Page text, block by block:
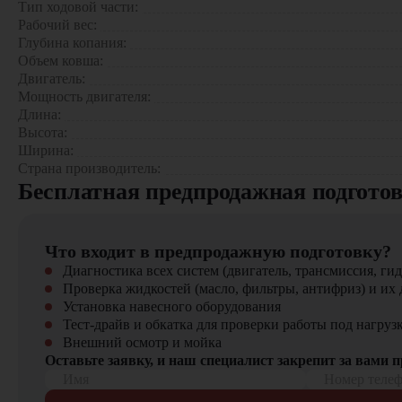
Дорожное строительство (планировка территорий)
Гидротехнические сооружения
Демонтаж промышленных объектов
5 причин выбрать EX-460C:
Лидер по мощности в своем классе
Экономия до 25% на эксплуатационных расходах
Удобство обслуживания благодаря продуманной
Повышенная безопасность оператора
Адаптивность к различным условиям работы
Прямые поставки с завода-изготовителя
Круглосуточная сервисная поддержка
Индивидуальные финансовые решения
Звоните в «ЦТО» – и получите эксклюзивные условия на
Тип ходовой части:
Рабочий вес:
Глубина копания:
Объем ковша:
Двигатель:
Мощность двигателя:
Длина:
Высота:
Ширина:
Страна производитель:
Бесплатная предпродажная
Что входит в предпродажную подготовку?
Диагностика всех систем (двигатель, трансмиссия,
Проверка жидкостей (масло, фильтры, антифриз) и их
Установка навесного оборудования
Тест-драйв и обкатка для проверки работы под
Внешний осмотр и мойка
Оставьте заявку, и наш специалист закрепит за вами